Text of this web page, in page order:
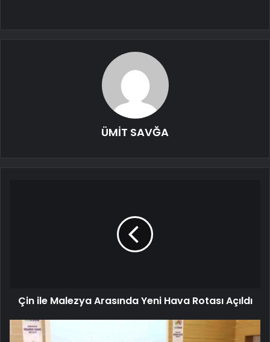
ÜMİT SAVĞA
Çin ile Malezya Arasında Yeni Hava Rotası Açıldı